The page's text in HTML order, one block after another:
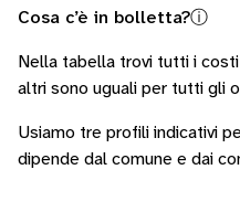
Cosa c’è in bolletta?ⓘ
Nella tabella trovi tutti i
altri sono uguali per tutti gli
Usiamo tre profili indicativi
dipende dal comune e dai